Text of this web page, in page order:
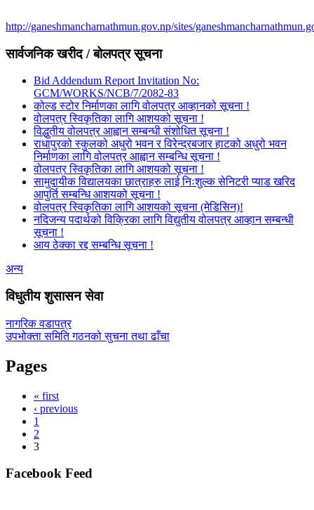
http://ganeshmancharnathmun.gov.np/sites/
सार्वजनिक खरीद / बोलपत्र सूचना
Bid Addendum Report Invitation No:
GCM/WORKS/NCB/7/2082-83
कोल्ड स्टोर निर्माणका लागि वोलपत्र आव्हानको सूचना !
वोलपत्र स्विकृतिका लागि आशयको सूचना !
विद्धुतीय वोलपत्र आह्वान सम्बन्धी संशोधित सूचना !
राधापुरको स्कुलको अधुरो भवन र विरेन्द्रबजार हाटको अधुरो भवन
निर्माणका लागि वोलपत्र आह्वान सम्बन्धि सूचना !
वोलपत्र स्विकृतिका लागि आशयको सूचना !
सामुदायीक विद्यालयका छात्राहरु लाई निःशुल्क सेनिटरी प्याड खरिद
आपुर्ति सम्बन्धि आशयको सूचना !
वोलपत्र स्विकृतिका लागि आशयको सूचना (मेडिसिन)!
नदिजन्य पदार्थको विक्रिका लागि विद्युतीय वोलपत्र आव्हान सम्बन्धी
सूचना !
आय ठेक्का रद्द सम्बन्धि सूचना !
अन्य
विधुतीय शुसासन सेवा
नागरिक वडापत्र
उपभोक्ता समिति गठनको सुचना तथा ढाँचा
Pages
« first
‹ previous
1
2
3
Facebook Feed